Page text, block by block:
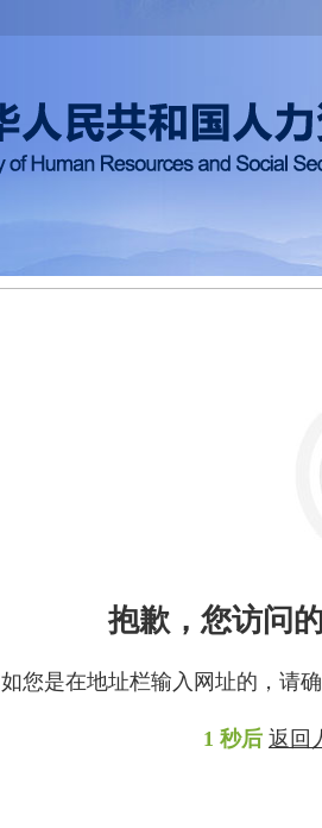
抱歉，您访问
如您是在地址栏输入网址的，请
1 秒后 返回